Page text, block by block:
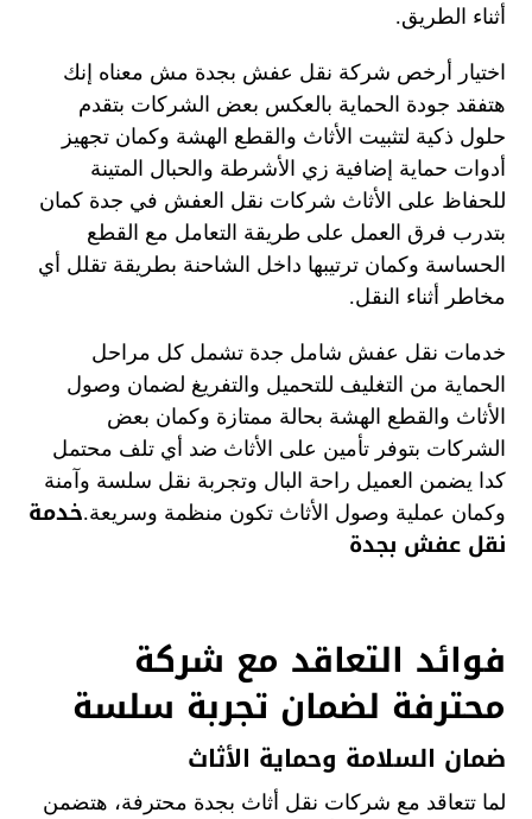
أثناء الطريق.
اختيار أرخص شركة نقل عفش بجدة مش معناه إنك
هتفقد جودة الحماية بالعكس بعض الشركات بتقدم
حلول ذكية لتثبيت الأثاث والقطع الهشة وكمان تجهيز
أدوات حماية إضافية زي الأشرطة والحبال المتينة
للحفاظ على الأثاث شركات نقل العفش في جدة كمان
بتدرب فرق العمل على طريقة التعامل مع القطع
الحساسة وكمان ترتيبها داخل الشاحنة بطريقة تقلل أي
مخاطر أثناء النقل.
خدمات نقل عفش شامل جدة تشمل كل مراحل
الحماية من التغليف للتحميل والتفريغ لضمان وصول
الأثاث والقطع الهشة بحالة ممتازة وكمان بعض
الشركات بتوفر تأمين على الأثاث ضد أي تلف محتمل
كدا يضمن العميل راحة البال وتجربة نقل سلسة وآمنة
وكمان عملية وصول الأثاث تكون منظمة وسريعة.خدمة
نقل عفش بجدة
فوائد التعاقد مع شركة
محترفة لضمان تجربة سلسة
ضمان السلامة وحماية الأثاث
لما تتعاقد مع شركات نقل أثاث بجدة محترفة، هتضمن